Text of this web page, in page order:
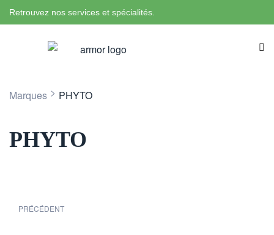
Retrouvez nos services et spécialités.
Marques > PHYTO
PHYTO
PRÉCÉDENT